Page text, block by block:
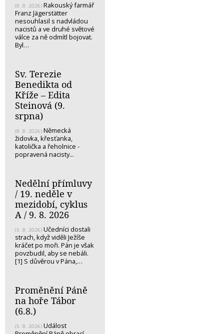
(8. 8. 2026) Rakouský farmář
Franz Jägerstätter
nesouhlasil s nadvládou
nacistů a ve druhé světové
válce za ně odmítl bojovat.
Byl…
Sv. Terezie
Benedikta od
Kříže – Edita
Steinová (9.
srpna)
(8. 8. 2026) Německá
židovka, křesťanka,
katolička a řeholnice -
popravená nacisty...
Nedělní přímluvy
/ 19. neděle v
mezidobí, cyklus
A / 9. 8. 2026
(5. 8. 2026) Učedníci dostali
strach, když viděli Ježíše
kráčet po moři. Pán je však
povzbudil, aby se nebáli.
[1] S důvěrou v Pána,…
Proměnění Páně
na hoře Tábor
(6.8.)
(5. 8. 2026) Událost